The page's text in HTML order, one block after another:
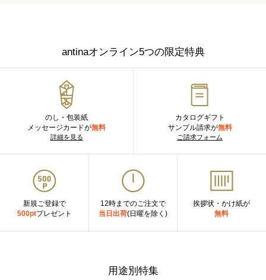
antinaオンライン5つの限定特典
のし・包装紙
メッセージカードが無料
詳細を見る
カタログギフト
サンプル請求が無料
ご請求フォーム
新規ご登録で
500ptプレゼント
12時までのご注文で
当日出荷(日曜を除く)
挨拶状・かけ紙が
無料
用途別特集